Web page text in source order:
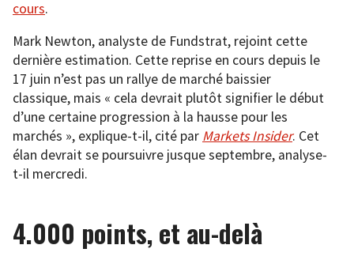
cours.
Mark Newton, analyste de Fundstrat, rejoint cette
dernière estimation. Cette reprise en cours depuis le
17 juin n’est pas un rallye de marché baissier
classique, mais « cela devrait plutôt signifier le début
d’une certaine progression à la hausse pour les
marchés », explique-t-il, cité par Markets Insider. Cet
élan devrait se poursuivre jusque septembre, analyse-
t-il mercredi.
4.000 points, et au-delà